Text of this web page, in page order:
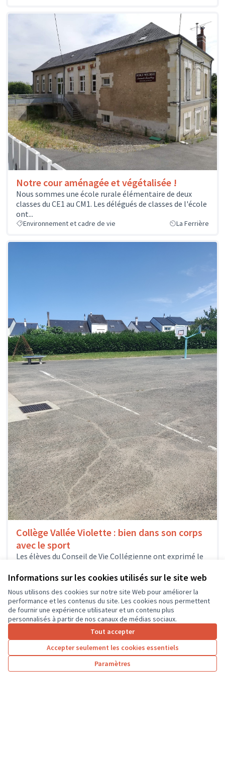
Informations sur les cookies utilisés sur le site web
Nous utilisons des cookies sur notre site Web pour améliorer la
performance et les contenus du site. Les cookies nous permettent
de fournir une expérience utilisateur et un contenu plus
personnalisés à partir de nos canaux de médias sociaux.
Tout accepter
Accepter seulement les cookies essentiels
Paramètres
Notre cour aménagée et végétalisée !
Nous sommes une école rurale élémentaire de deux
classes du CE1 au CM1. Les délégués de classes de l'école
ont...
Environnement et cadre de vie La Ferrière
Collège Vallée Violette : bien dans son corps
avec le sport
Les élèves du Conseil de Vie Collégienne ont exprimé le
dans la cour...
Résultats par page : 25
7